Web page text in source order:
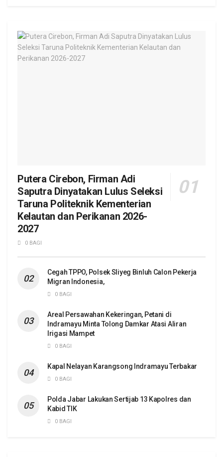
Putera Cirebon, Firman Adi
Saputra Dinyatakan Lulus Seleksi
Taruna Politeknik Kementerian
Kelautan dan Perikanan 2026-
2027
0 BAGI
Cegah TPPO, Polsek Sliyeg Binluh Calon Pekerja
Migran Indonesia,
0 BAGI
Areal Persawahan Kekeringan, Petani di
Indramayu Minta Tolong Damkar Atasi Aliran
Irigasi Mampet
0 BAGI
Kapal Nelayan Karangsong Indramayu Terbakar
0 BAGI
Polda Jabar Lakukan Sertijab 13 Kapolres dan
Kabid TIK
0 BAGI